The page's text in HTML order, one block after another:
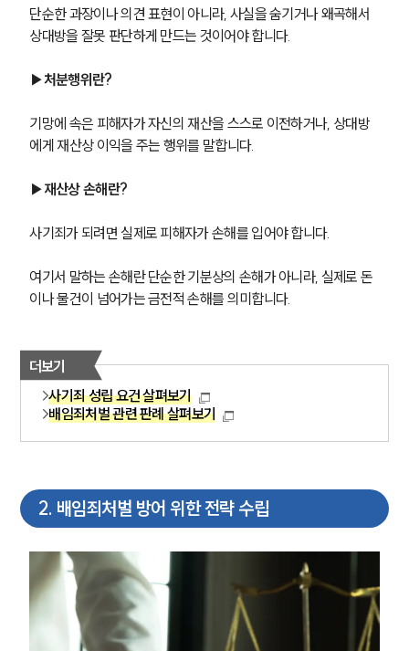
단순한 과장이나 의견 표현이 아니라, 사실을 숨기거나 왜곡해서
상대방을 잘못 판단하게 만드는 것이어야 합니다.
▶처분행위란?
기망에 속은 피해자가 자신의 재산을 스스로 이전하거나, 상대방
에게 재산상 이익을 주는 행위를 말합니다.
▶재산상 손해란?
사기죄가 되려면 실제로 피해자가 손해를 입어야 합니다.
여기서 말하는 손해란 단순한 기분상의 손해가 아니라, 실제로 돈
이나 물건이 넘어가는 금전적 손해를 의미합니다.
더보기
사기죄 성립 요건 살펴보기
배임죄처벌 관련 판례 살펴보기
2. 배임죄처벌 방어 위한 전략 수립